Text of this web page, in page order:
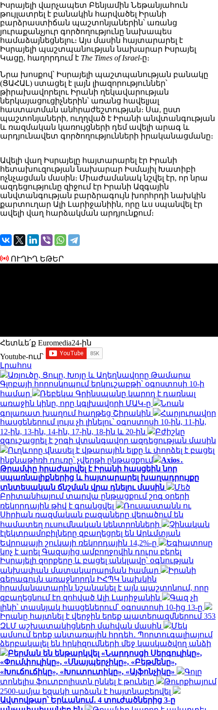
Իսրայելի վարչապետ Բենյամին Նեթանյահուն
թույլատրել է բանակին հարվածել Իրանի
բարձրաստիճան պաշտոնյաներին՝ առանց
յուրաքանչյուր գործողությունը նախապես
համաձայնեցնելու։ Այս մասին հայտարարել է
Իսրայելի պաշտպանության նախարար Իսրայել
Կացը, հաղորդում է The Times of Israel-ը։
Նրա խոսքով՝ Իսրայելի պաշտպանության բանակը
(ՑԱՀԱԼ) ստացել է լայն լիազորություններ՝
թիրախավորելու Իրանի ղեկավարության
ներկայացուցիչներին՝ առանց հավելյալ
հաստատման անհրաժեշտության։ Սա, ըստ
պաշտոնյաների, ուղղված է Իրանի անվտանգության
և ռազմական կառույցների դեմ ավելի արագ և
արդյունավետ գործողությունների իրականացմանը։
Ավելի վաղ Իսրայելը հայտարարել էր Իրանի
հետախուզության նախարար Իսմայիլ Խատիբի
ոչնչացման մասին։ Միաժամանակ նշվել էր, որ նրա
ազդեցությունը զիջում էր Իրանի Ազգային
անվտանգության բարձրագույն խորհրդի նախկին
քարտուղար Ալի Լարիջանիին, որը ևս սպանվել էր
ավելի վաղ հարձակման արդյունքում։
ՈՒՂԻՂ ԵԹԵՐ
Հետևե՛ք Euromedia24-ին
Youtube-ում`
Լրահոս
Առյուծը, Ցուլը, Խոյը և Աղեղնավորը Թամարա
Գլոբայի հորոսկոպում երկուշաբթի՝ օգոստոսի 10-ի
համար
Ռեբեկա Գրինսպանը կարող է դառնալ
առաջին կինը, որը կգլխավորի ՄԱԿ-ը
Նոան
գոլառատ խաղում հաղթեց Շիրակին
Հարյուրավոր
հասցեներում լույս չի լինելու՝ օգոստոսի 10-ին, 11-ին,
12-ին, 13-ին, 14-ին, 17-ին, 18-ին և 20-ին
Բժիշկը
զգուշացրել է շոգի վտանգավոր ազդեցության մասին
Ուղևորը վնասել է վթարային ելքը և փորձել է բացել
ինքնաթիռի դուռը՝ չվերթի ընթացքում
Axios․
Թրամփը հրաժարվել է Իրանի հասցեին նոր
սպառնալիքներից և հայտարարել խաղադրույքը
տնտեսական ճնշման վրա դնելու մասին
Մեծ
Բրիտանիայում տարվա ընթացքում շոգ օրերի
ռեկորդային թիվ է գրանցվել
Ռուսաստանն ու
Սիրիան ռազմական բազաները վերածում են
համատեղ ուսումնական կենտրոնների
Չինական
էլեկտրամոբիլները զբաղեցրել են Արևմտյան
Եվրոպայի շուկայի ռեկորդային 14,2%-ը
Եգիպտոսը
կոչ է արել Գազայից ամբողջովին դուրս բերել
Իսրայելի զորքերը և բացել անկլավը՝ օգնության
անխափան մատակարարման համար
Իրանի
գերագույն առաջնորդն ԻՀՊԿ նախկին
հրամանատարին նշանակել է այն պաշտոնում, որը
զբաղեցնում էր զոհված Ալի Լարիջանին
Գազ չի
լինի՝ տասնյակ հասցեներում՝ օգոստոսի 10-ից 13-ը
Իրանը հայտնել է վերջին երեք պատերազմներում 353
ԶԼՄ աշխատակիցների մահվան մասին
Մեկ
ամսում երեք անտառային հրդեհ․ Պորտուգալիայում
ձերբակալել են հրկիզումների մեջ կասկածվող անձի
Բերման են ենթարկվել «Նարդոսցի Սերգուլիկը»,
«Փումփուլիկը», «Սնայպերչիկը», «Բեթմենը»,
«Խուճուճիկը», «Խուտուտիկը», «Այֆոնչիկը»
Գոլը
տոնելիս ֆուտբոլիստն ընկել է թունելը
Թուրքիայում
2500-ամյա եզակի արձան է հայտնաբերվել
Ավտովթար՝ Երևանում․ 4 տուժածներից 3-ը